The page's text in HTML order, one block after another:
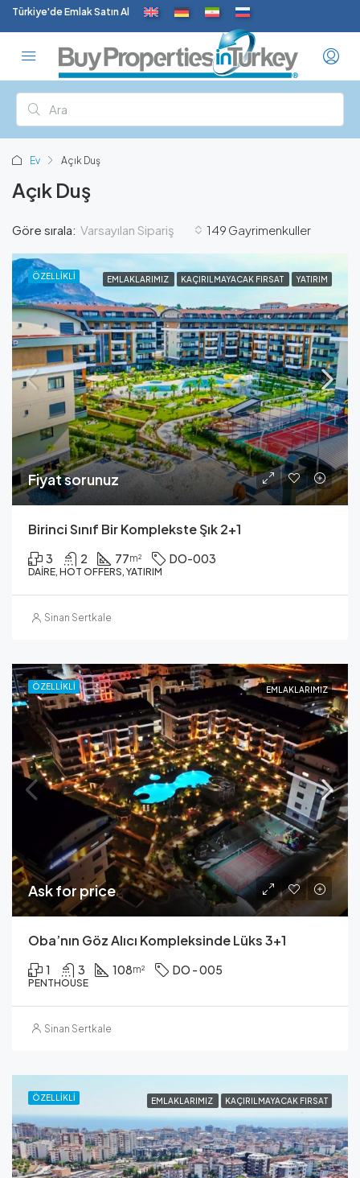
Türkiye'de Emlak Satın Al
Ev Açık Duş
Açık Duş
149 Gayrimenkuller
Göre sırala: Varsayılan Sipariş
ÖZELLIKLI EMLAKLARIMIZ KAÇIRILMAYACAK FIRSAT YATIRIM
Fiyat sorunuz
Birinci Sınıf Bir Komplekste Şık 2+1
3 2 77m² DO-003
DAIRE, HOT OFFERS, YATIRIM
Sinan Sertkale
ÖZELLIKLI EMLAKLARIMIZ
Ask for price
Oba’nın Göz Alıcı Kompleksinde Lüks 3+1
1 3 108m² DO - 005
PENTHOUSE
Sinan Sertkale
ÖZELLIKLI EMLAKLARIMIZ KAÇIRILMAYACAK FIRSAT